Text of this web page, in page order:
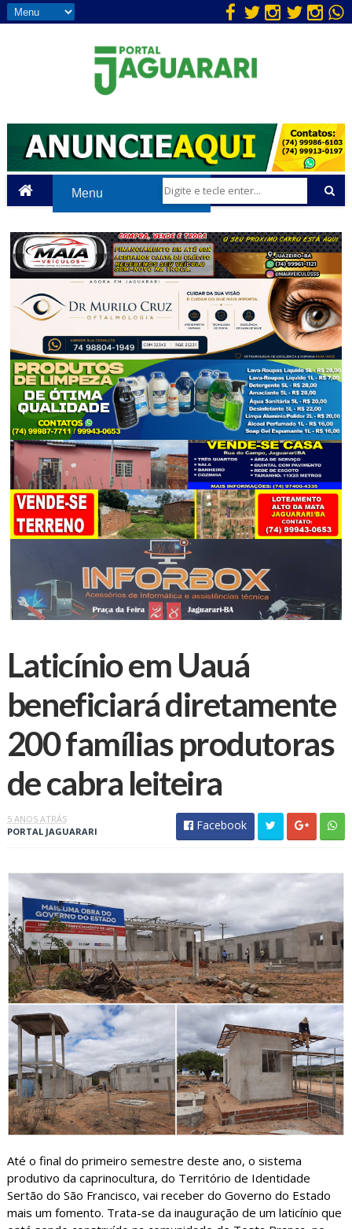
Laticínio em Uauá
beneficiará diretamente
200 famílias produtoras
de cabra leiteira
5 ANOS ATRÁS
PORTAL JAGUARARI
Facebook
Até o final do primeiro semestre deste ano, o sistema
produtivo da caprinocultura, do Território de Identidade
Sertão do São Francisco, vai receber do Governo do Estado
mais um fomento. Trata-se da inauguração de um laticínio que